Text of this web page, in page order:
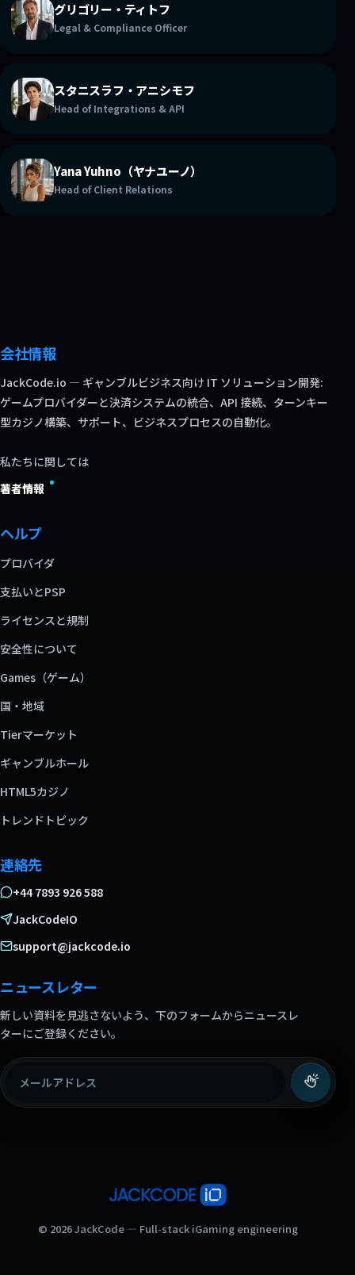
グリゴリー・ティトフ
Legal & Compliance Officer
スタニスラフ・アニシモフ
Head of Integrations & API
Yana Yuhno（ヤナユーノ）
Head of Client Relations
会社情報
JackCode.io — ギャンブルビジネス向け IT ソリューション開発:
ゲームプロバイダーと決済システムの統合、API 接続、ターンキー
型カジノ構築、サポート、ビジネスプロセスの自動化。
私たちに関しては
著者情報
ヘルプ
プロバイダ
支払いとPSP
ライセンスと規制
安全性について
Games（ゲーム）
国・地域
Tierマーケット
ギャンブルホール
HTML5カジノ
トレンドトピック
連絡先
+44 7893 926 588
JackCodeIO
support@jackcode.io
ニュースレター
新しい資料を見逃さないよう、下のフォームからニュースレ
ターにご登録ください。
© 2026 JackCode — Full-stack iGaming engineering